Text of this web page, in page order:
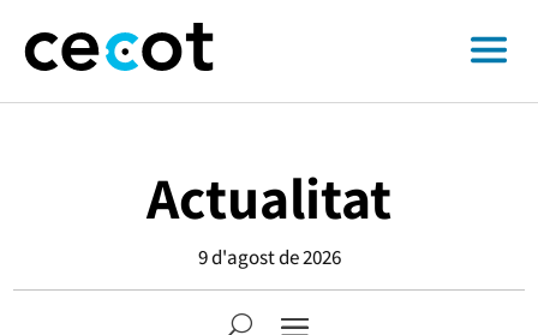
Actualitat
9 d'agost de 2026